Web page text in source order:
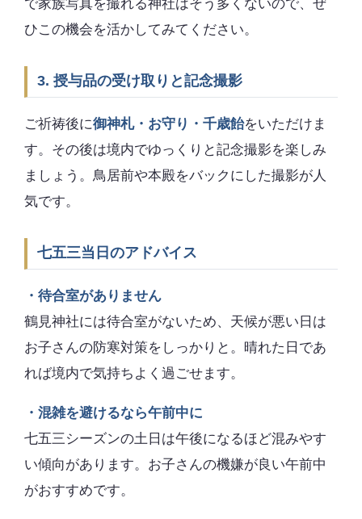
で家族写真を撮れる神社はそう多くないので、ぜ
ひこの機会を活かしてみてください。
3. 授与品の受け取りと記念撮影
ご祈祷後に御神札・お守り・千歳飴をいただけま
す。その後は境内でゆっくりと記念撮影を楽しみ
ましょう。鳥居前や本殿をバックにした撮影が人
気です。
七五三当日のアドバイス
・待合室がありません
鶴見神社には待合室がないため、天候が悪い日は
お子さんの防寒対策をしっかりと。晴れた日であ
れば境内で気持ちよく過ごせます。
・混雑を避けるなら午前中に
七五三シーズンの土日は午後になるほど混みやす
い傾向があります。お子さんの機嫌が良い午前中
がおすすめです。